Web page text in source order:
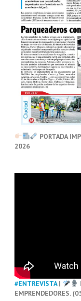
PORTADA
2026
#ENTREVISTA|
EMPRENDEDORES.